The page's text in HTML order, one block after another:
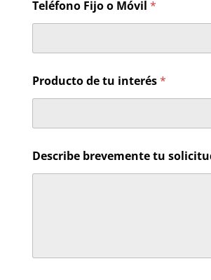
i
t
d
Teléfono Fijo o Móvil *
Producto de tu interés*
Describe brevemente tu